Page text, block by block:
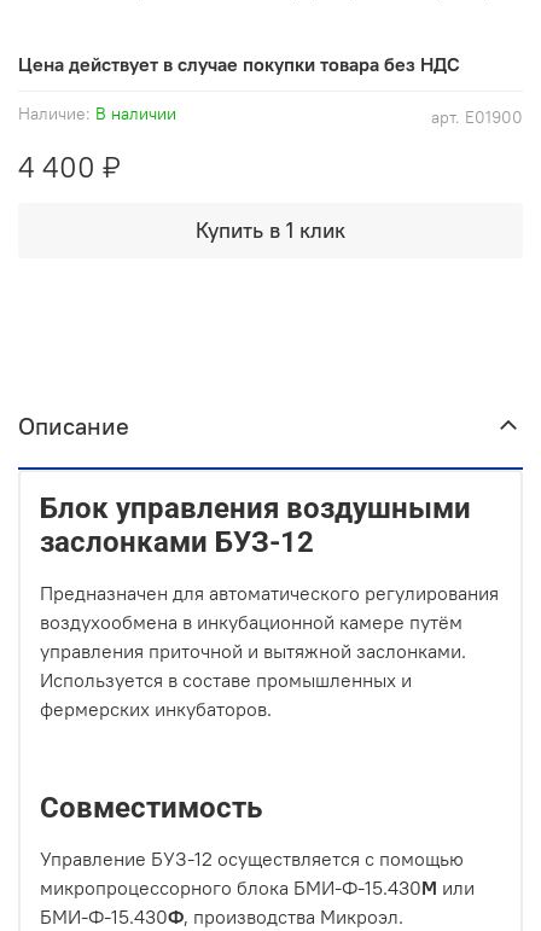
арт. E01900
Наличие: В наличии
4 400 ₽
Купить в 1 клик
Цена действует в случае покупки товара без НДС
Описание
Блок управления воздушными
заслонками БУЗ-12
Предназначен для автоматического регулирования
воздухообмена в инкубационной камере путём
управления приточной и вытяжной заслонками.
Используется в составе промышленных и
фермерских инкубаторов.
Совместимость
Управление БУЗ-12 осуществляется с помощью
микропроцессорного блока БМИ-Ф-15.430М или
БМИ-Ф-15.430Ф, производства Микроэл.